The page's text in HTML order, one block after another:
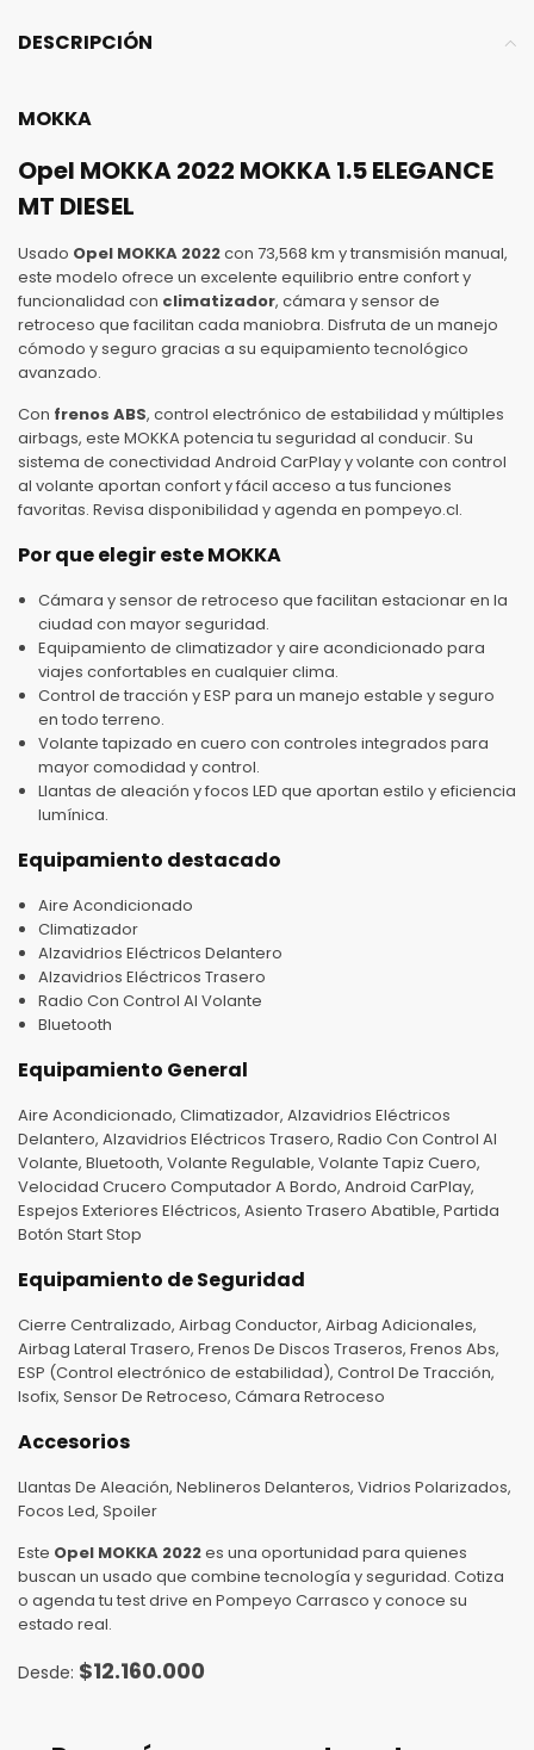
DESCRIPCIÓN
MOKKA
Opel MOKKA 2022 MOKKA 1.5 ELEGANCE
MT DIESEL
Usado Opel MOKKA 2022con 73,568 km y transmisión manual,
este modelo ofrece un excelente equilibrio entre confort y
funcionalidad con climatizador, cámara y sensor de
retroceso que facilitan cada maniobra. Disfruta de un manejo
cómodo y seguro gracias a su equipamiento tecnológico
avanzado.
Con frenos ABS, control electrónico de estabilidad y múltiples
airbags, este MOKKA potencia tu seguridad al conducir. Su
sistema de conectividad Android CarPlay y volante con control
al volante aportan confort y fácil acceso a tus funciones
favoritas. Revisa disponibilidad y agenda en pompeyo.cl.
Por que elegir este MOKKA
Cámara y sensor de retroceso que facilitan estacionar en la
ciudad con mayor seguridad.
Equipamiento de climatizador y aire acondicionado para
viajes confortables en cualquier clima.
Control de tracción y ESP para un manejo estable y seguro
en todo terreno.
Volante tapizado en cuero con controles integrados para
mayor comodidad y control.
Llantas de aleación y focos LED que aportan estilo y eficiencia
lumínica.
Equipamiento destacado
Aire Acondicionado
Climatizador
Alzavidrios Eléctricos Delantero
Alzavidrios Eléctricos Trasero
Radio Con Control Al Volante
Bluetooth
Equipamiento General
Aire Acondicionado, Climatizador, Alzavidrios Eléctricos
Delantero, Alzavidrios Eléctricos Trasero, Radio Con Control Al
Volante, Bluetooth, Volante Regulable, Volante Tapiz Cuero,
Velocidad Crucero Computador A Bordo, Android CarPlay,
Espejos Exteriores Eléctricos, Asiento Trasero Abatible, Partida
Botón Start Stop
Equipamiento de Seguridad
Cierre Centralizado, Airbag Conductor, Airbag Adicionales,
Airbag Lateral Trasero, Frenos De Discos Traseros, Frenos Abs,
ESP (Control electrónico de estabilidad), Control De Tracción,
Isofix, Sensor De Retroceso, Cámara Retroceso
Accesorios
Llantas De Aleación, Neblineros Delanteros, Vidrios Polarizados,
Focos Led, Spoiler
Este Opel MOKKA 2022es una oportunidad para quienes
buscan un usado que combine tecnología y seguridad. Cotiza
o agenda tu test drive en Pompeyo Carrasco y conoce su
estado real.
$12.160.000